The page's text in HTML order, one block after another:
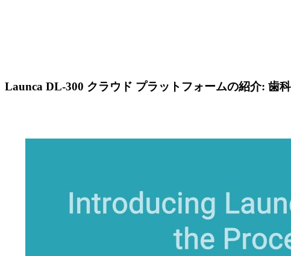
Launca DL-300 クラウド プラットフォームの紹介: 歯